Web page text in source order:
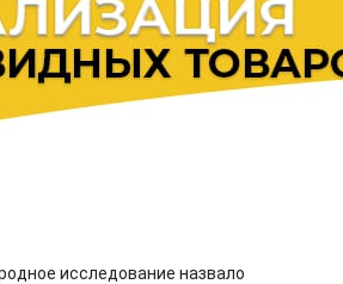
исследование назвало